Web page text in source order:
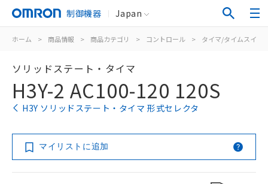
制御機器 Japan
ホーム > 商品情報 > 商品カテゴリ > コントロール > タイマ/タイムスイッ
ソリッドステート・タイマ
H3Y-2 AC100-120 120S
H3Y ソリッドステート・タイマ 形式セレクタ
マイリストに追加